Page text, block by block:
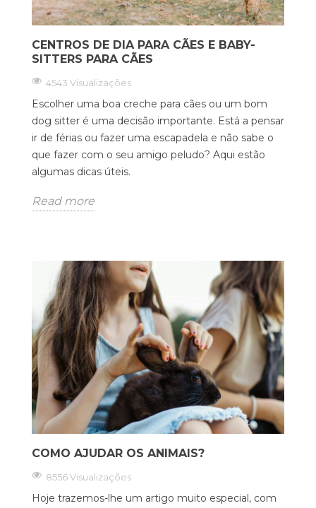
CENTROS DE DIA PARA CÃES E BABY-
SITTERS PARA CÃES
4543 Visualizações
Escolher uma boa creche para cães ou um bom
dog sitter é uma decisão importante. Está a pensar
ir de férias ou fazer uma escapadela e não sabe o
que fazer com o seu amigo peludo? Aqui estão
algumas dicas úteis.
Read more
COMO AJUDAR OS ANIMAIS?
8556 Visualizações
Hoje trazemos-lhe um artigo muito especial, com